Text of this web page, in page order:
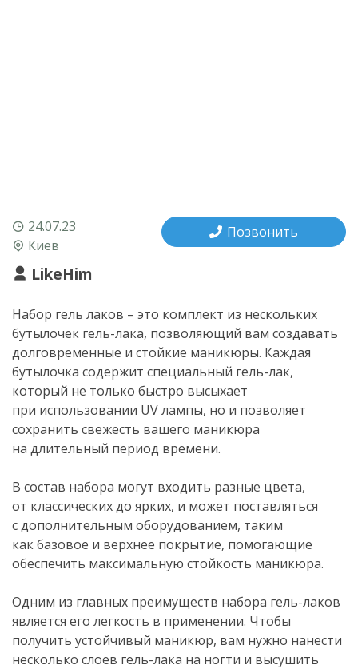
24.07.23
Киев
LikeHim
Позвонить
Набор гель лаков – это комплект из нескольких
бутылочек гель-лака, позволяющий вам создавать
долговременные и стойкие маникюры. Каждая
бутылочка содержит специальный гель-лак,
который не только быстро высыхает
при использовании UV лампы, но и позволяет
сохранить свежесть вашего маникюра
на длительный период времени.
В состав набора могут входить разные цвета,
от классических до ярких, и может поставляться
с дополнительным оборудованием, таким
как базовое и верхнее покрытие, помогающие
обеспечить максимальную стойкость маникюра.
Одним из главных преимуществ набора гель-лаков
является его легкость в применении. Чтобы
получить устойчивый маникюр, вам нужно нанести
несколько слоев гель-лака на ногти и высушить